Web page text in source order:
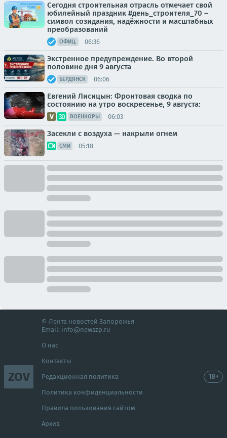
Сегодня строительная отрасль отмечает свой
юбилейный праздник #день_строителя_70 –
символ созидания, надёжности и масштабных
преобразований
ОФИЦ. 06:36
Экстренное предупреждение. Во второй
половине дня 9 августа
БЕРДЯНСК 06:06
Евгений Лисицын: Фронтовая сводка по
состоянию на утро воскресенье, 9 августа:
ВОЕНКОРЫ 06:03
Засекли с воздуха — накрыли огнем
СМИ 05:18
ZOV
© Лента новостей Запорожья
Email: info@newszp.ru
О нас
Контакты
Редакционная политика
Политика конфиденциальности
Правила пользования сайтом
Архив
18+